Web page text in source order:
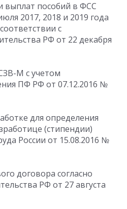
выплат пособий в ФСС
2017, 2018 и 2019 года
с
РФ от 22 декабря
М с учетом
ПФ РФ от 07.12.2016 №
для определения
(стипендии)
России от 15.08.2016 №
договора согласно
РФ от 27 августа